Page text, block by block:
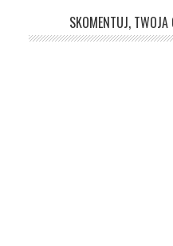
SKOMENTUJ,